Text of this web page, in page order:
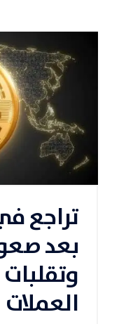
تراجع
بعد